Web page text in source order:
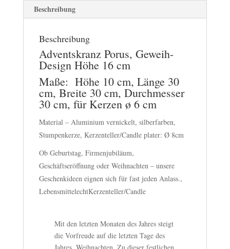
Beschreibung
Beschreibung
Adventskranz Porus, Geweih-
Design Höhe 16 cm
Maße: Höhe 10 cm, Länge 30
cm, Breite 30 cm, Durchmesser
30 cm, für Kerzen ø 6 cm
Material – Aluminium vernickelt, silberfarben,
Stumpenkerze, Kerzenteller/Candle plater: Ø 8cm
Ob Geburtstag, Firmenjubiläum,
Geschäftseröffnung oder Weihnachten – unsere
Geschenkideen eignen sich für fast jeden Anlass.,
LebensmittelechtKerzenteller/Candle
Mit den letzten Monaten des Jahres steigt
die Vorfreude auf die letzten Tage des